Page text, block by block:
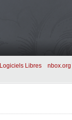
Logiciels Libres
nbox.org